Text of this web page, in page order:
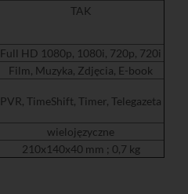
TAK
Full HD 1080p, 1080i, 720p, 720i
Film, Muzyka, Zdjęcia, E-book
PVR, TimeShift, Timer, Telegazeta
wielojęzyczne
210x140x40 mm ; 0,7 kg